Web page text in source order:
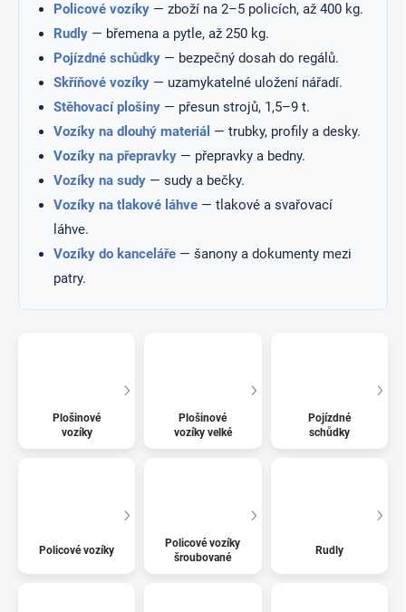
Policové vozíky — zboží na 2–5 policích, až 400 kg.
Rudly — břemena a pytle, až 250 kg.
Pojízdné schůdky — bezpečný dosah do regálů.
Skříňové vozíky — uzamykatelné uložení nářadí.
Stěhovací plošiny — přesun strojů, 1,5–9 t.
Vozíky na dlouhý materiál — trubky, profily a desky.
Vozíky na přepravky — přepravky a bedny.
Vozíky na sudy — sudy a bečky.
Vozíky na tlakové láhve — tlakové a svařovací
láhve.
Vozíky do kanceláře — šanony a dokumenty mezi
patry.
Plošinové
vozíky
Plošinové
vozíky velké
Pojízdné
schůdky
Policové vozíky
Policové vozíky
šroubované
Rudly